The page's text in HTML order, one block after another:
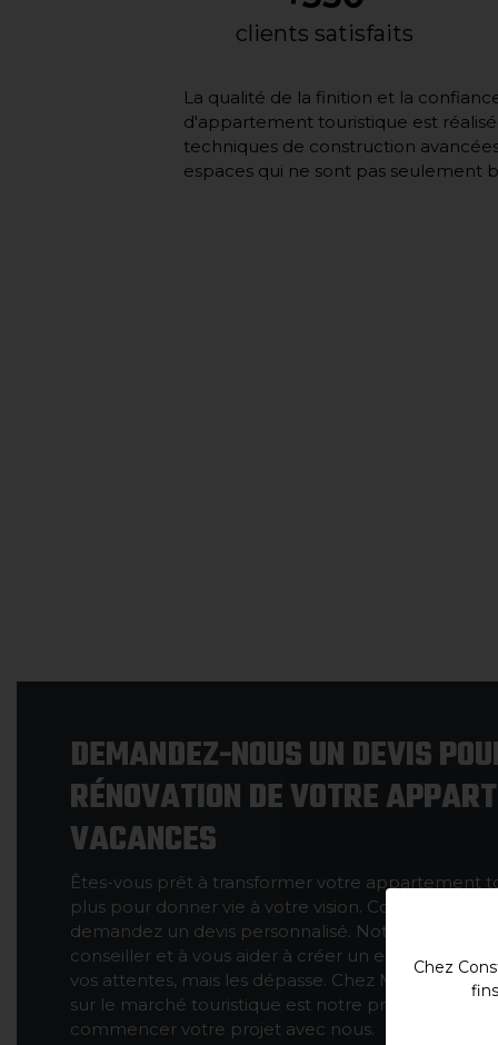
clients satisfaits
La qualité de la finition et la
d'appartement touristique est
techniques de construction
espaces qui ne sont pas seulement
DEMANDEZ-NOUS UN DEVIS
RÉNOVATION DE VOTRE
VACANCES
Êtes-vous prêt à transformer votre appartement
plus pour donner vie à votre vision. Contactez-
demandez un devis personnalisé. Notre équipe
conseiller et à vous aider à créer un espace qui
vos attentes, mais les dépasse. Chez Montero
sur le marché touristique est notre priorité.
commencer votre projet avec nous.
Chez